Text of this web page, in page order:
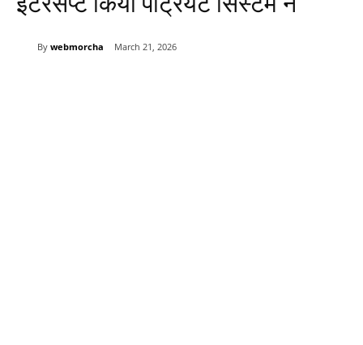
By webmorcha March 21, 2026